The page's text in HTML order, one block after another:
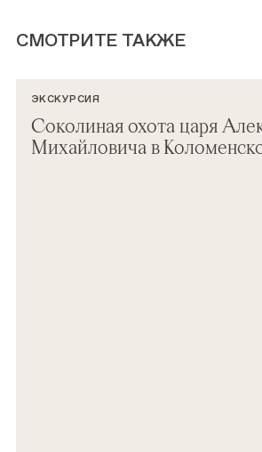
СМОТРИТЕ ТАКЖЕ
ЭКСКУРСИЯ
Соколиная охота царя
Михайловича в